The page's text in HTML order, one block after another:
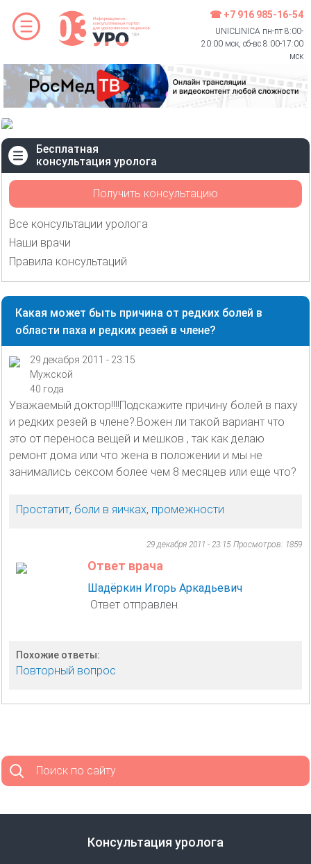
☎ +7 916 985-16-54
UNICLINICA пн-пт 8:00-
20:00 мск, сб-вс 8:00-17:00
мск
Бесплатная
консультация уролога
Получить консультацию
Все консультации уролога
Наши врачи
Правила консультаций
Какая может быть причина от редких болей в
области паха и редких резей в члене?
29 декабря 2011 - 23:15
Мужской
40 года
Уважаемый доктор!!!!Подскажите причину болей в паху
и редких резей в члене?.Вожен ли такой вариант что
это от переноса вещей и мешков , так как делаю
ремонт дома или что жена в положении и мы не
занимались сексом более чем 8 месяцев или еще что?
Простатит, боли в яичках, промежности
29 декабря 2011 - 23:15 Просмотров: 1859
Ответ врача
Шадёркин Игорь Аркадьевич
Ответ отправлен.
Похожие ответы:
Повторный вопрос
Поиск по сайту
Консультация уролога